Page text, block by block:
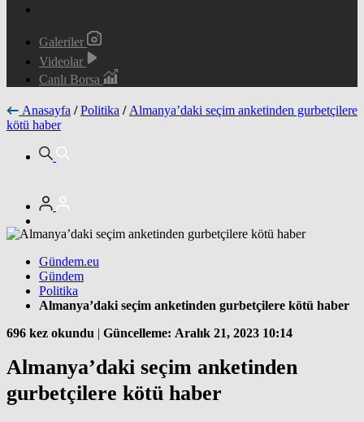
Galeriler
Videolar
Canlı Borsa
Anasayfa / Politika / Almanya’daki seçim anketinden gurbetçilere
kötü haber
Gündem.eu
Gündem
Politika
Almanya’daki seçim anketinden gurbetçilere kötü haber
696 kez okundu | Güncelleme: Aralık 21, 2023 10:14
Almanya’daki seçim anketinden
gurbetçilere kötü haber